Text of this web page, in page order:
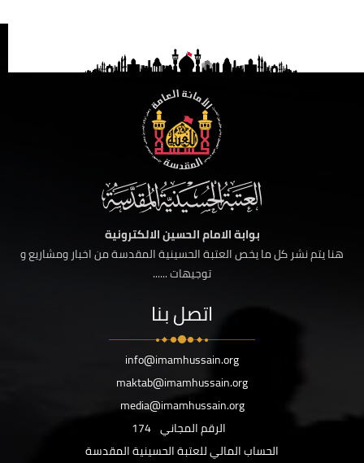
بوابة الامام الحسين الالكترونية
هنا يتم نشر كل ما يخص العتبة الحسينية المقدسة من اخبار ومشاريع و
توجيهات ......
اتصل بنا
info@imamhussain.org
maktab@imamhussain.org
media@imamhussain.org
الرقم المجاني 174
الحساب المالي للعتبة الحسينية المقدسة